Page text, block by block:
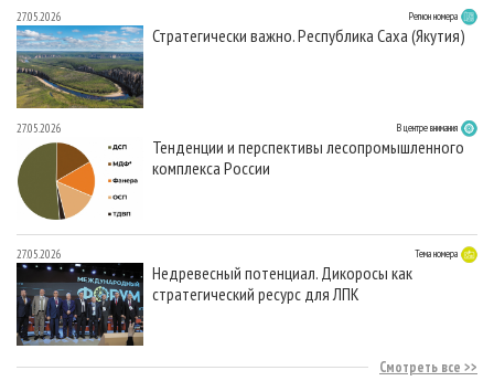
27.05.2026 Регион номера
Стратегически важно. Республика Саха (Якутия)
27.05.2026 В центре внимания
Тенденции и перспективы лесопромышленного
комплекса России
27.05.2026 Тема номера
Недревесный потенциал. Дикоросы как
стратегический ресурс для ЛПК
Смотреть все